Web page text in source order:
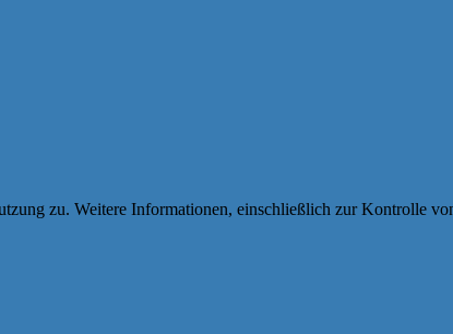
zu. Weitere Informationen, einschließlich zur Kontrolle